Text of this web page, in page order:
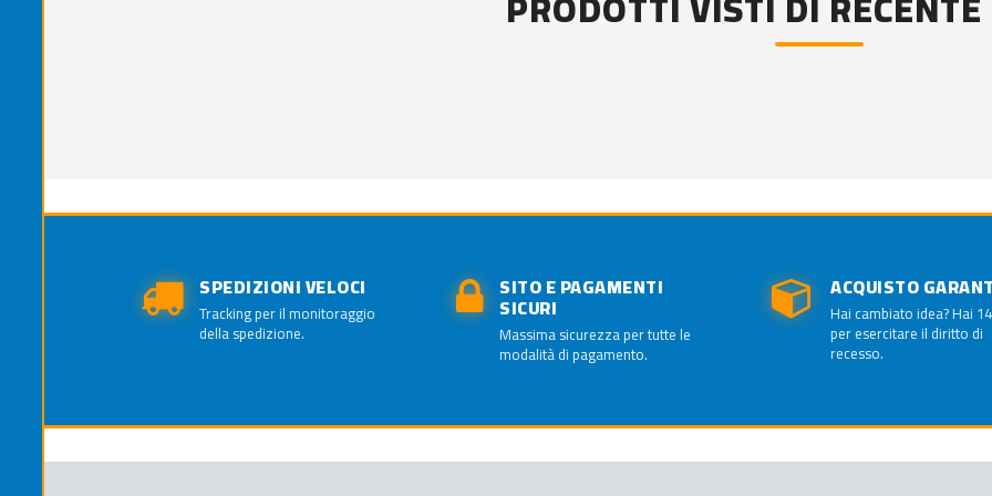
SPEDIZIONI VELOCI
Tracking per il monitoraggio
della spedizione.
SITO E PAGAMENTI
SICURI
Massima sicurezza per tutte le
modalità di pagamento.
ACQUISTO
Hai cambiato idea? Hai
per esercitare il diritto di
recesso.